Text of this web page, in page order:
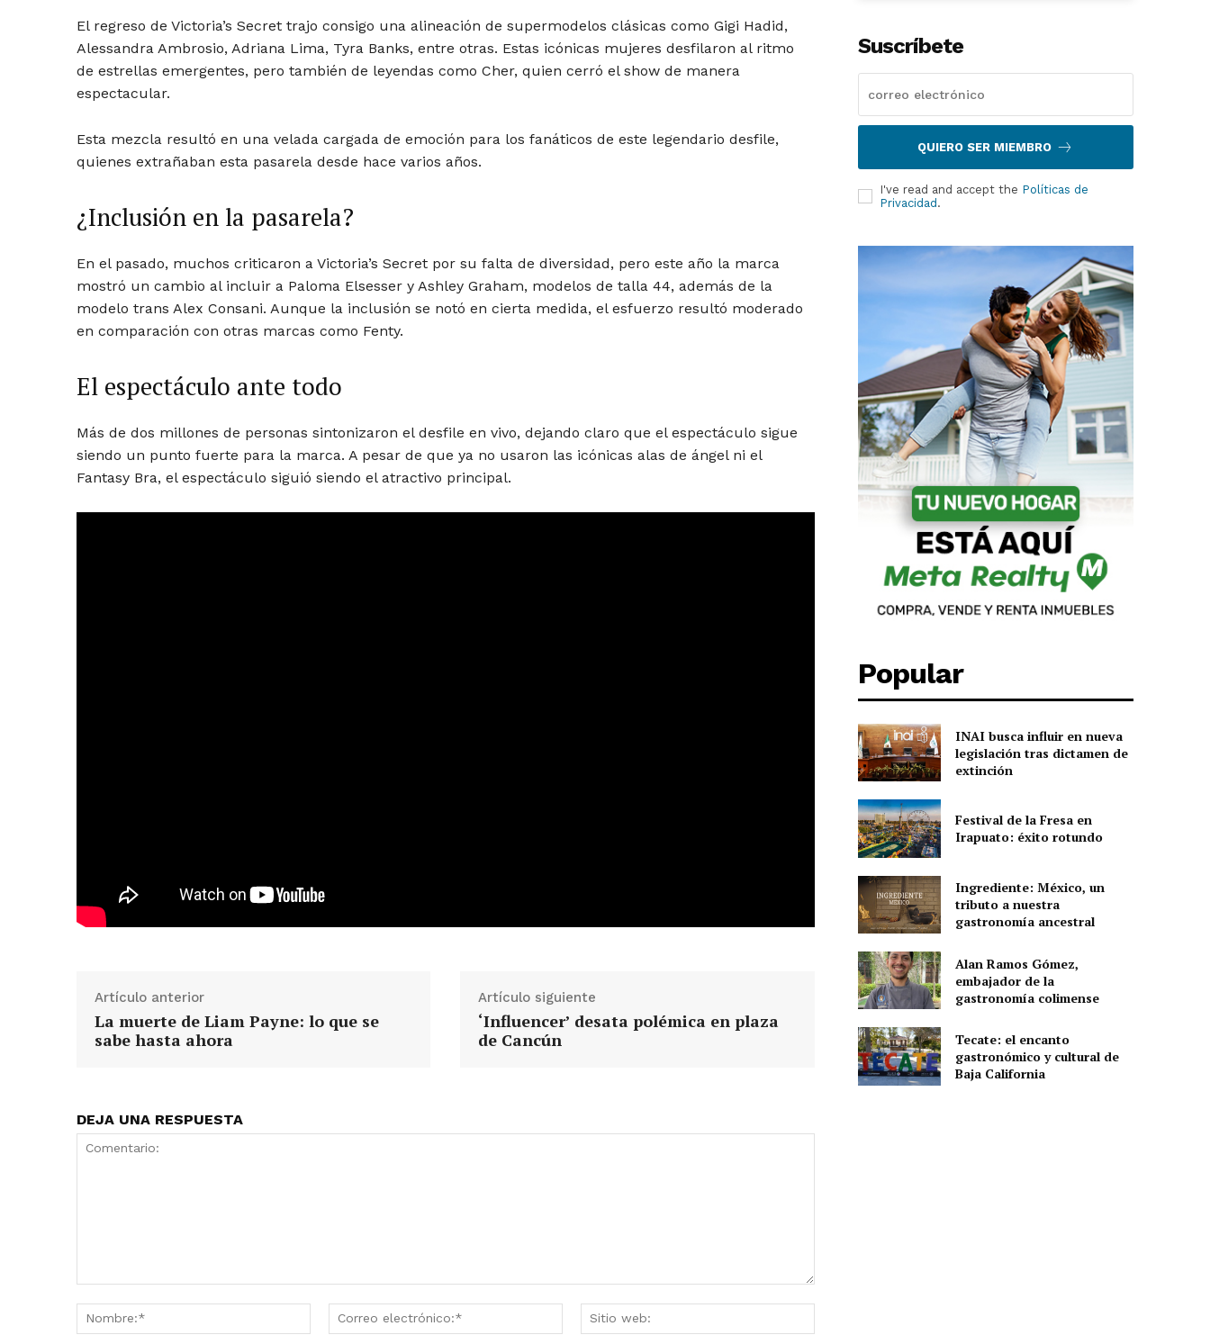
El regreso de Victoria’s Secret trajo consigo una alineación de supermodelos clásicas como Gigi Hadid,
Alessandra Ambrosio, Adriana Lima, Tyra Banks, entre otras. Estas icónicas mujeres desfilaron al ritmo
de estrellas emergentes, pero también de leyendas como Cher, quien cerró el show de manera
espectacular.
Esta mezcla resultó en una velada cargada de emoción para los fanáticos de este legendario desfile,
quienes extrañaban esta pasarela desde hace varios años.
¿Inclusión en la pasarela?
En el pasado, muchos criticaron a Victoria’s Secret por su falta de diversidad, pero este año la marca
mostró un cambio al incluir a Paloma Elsesser y Ashley Graham, modelos de talla 44, además de la
modelo trans Alex Consani. Aunque la inclusión se notó en cierta medida, el esfuerzo resultó moderado
en comparación con otras marcas como Fenty.
El espectáculo ante todo
Más de dos millones de personas sintonizaron el desfile en vivo, dejando claro que el espectáculo sigue
siendo un punto fuerte para la marca. A pesar de que ya no usaron las icónicas alas de ángel ni el
Fantasy Bra, el espectáculo siguió siendo el atractivo principal.
Artículo anterior
La muerte de Liam Payne: lo que se
sabe hasta ahora
Artículo siguiente
‘Influencer’ desata polémica en plaza
de Cancún
DEJA UNA RESPUESTA
Nombre:*
Correo
electrónico:*
web:
Suscríbete
QUIERO SER MIEMBRO
I've read and accept the Políticas de
Privacidad.
Popular
INAI busca influir en nueva
legislación tras dictamen de
extinción
Festival de la Fresa en
Irapuato: éxito rotundo
Ingrediente: México, un
tributo a nuestra
gastronomía ancestral
Alan Ramos Gómez,
embajador de la
gastronomía colimense
Tecate: el encanto
gastronómico y cultural de
Baja California